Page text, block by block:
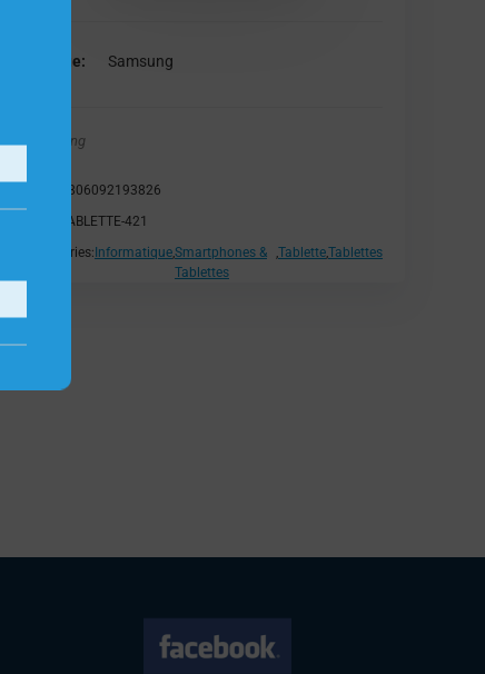
Marque Samsung
Samsung
8806092193826
TABLETTE-421
Catégories:InformatiqueSmartphones &
Tablettes
TabletteTablettes